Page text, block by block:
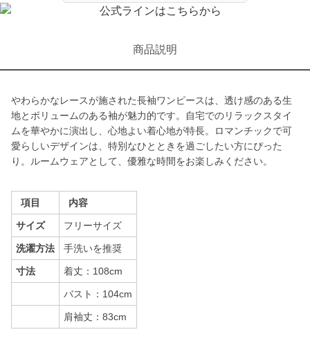
商品説明
やわらかなレースが施された長袖ワンピースは、透け感のある生
地とボリュームのある袖が魅力的です。自宅でのリラックスタイ
ムを華やかに演出し、心地よい着心地が特長。ロマンチックで可
愛らしいデザインは、特別なひとときを過ごしたい方にぴった
り。ルームウェアとして、優雅な時間をお楽しみください。
項目 内容
サイズ フリーサイズ
洗濯方法 手洗いを推奨
寸法 着丈：108cm
バスト：104cm
肩袖丈：83cm